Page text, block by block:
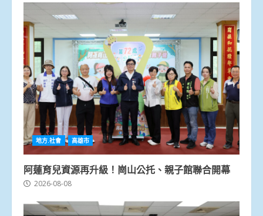
地方.社會 高雄市
阿蓮育兒資源再升級！崗山公托、親子館聯合開幕
2026-08-08